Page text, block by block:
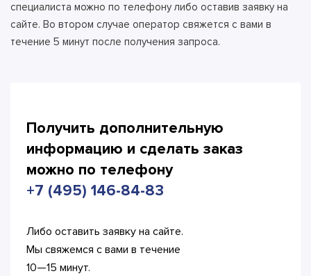
специалиста можно по телефону либо оставив заявку на
сайте. Во втором случае оператор свяжется с вами в
течение 5 минут после получения запроса.
Получить дополнительную
информацию и сделать заказ
можно по телефону
+7 (495) 146-84-83
Либо оставить заявку на сайте.
Мы свяжемся с вами в течение
10—15 минут.